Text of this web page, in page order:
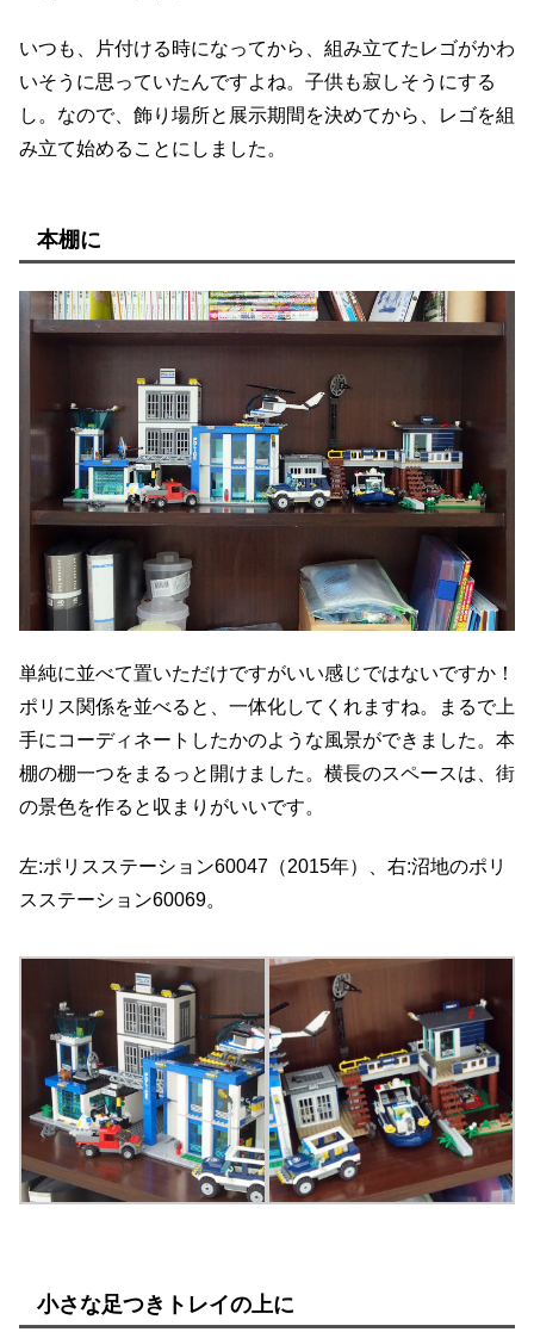
いつも、片付ける時になってから、組み立てたレゴがかわ
いそうに思っていたんですよね。子供も寂しそうにする
し。なので、飾り場所と展示期間を決めてから、レゴを組
み立て始めることにしました。
本棚に
単純に並べて置いただけですがいい感じではないですか！
ポリス関係を並べると、一体化してくれますね。まるで上
手にコーディネートしたかのような風景ができました。本
棚の棚一つをまるっと開けました。横長のスペースは、街
の景色を作ると収まりがいいです。
左:ポリスステーション60047（2015年）、右:沼地のポリ
スステーション60069。
小さな足つきトレイの上に